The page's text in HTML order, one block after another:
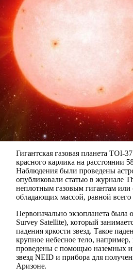
Гигантская газовая планета TOI-
красного карлика на расстоянии
Наблюдения были проведены
опубликовали статью в журнале
неплотным газовым гигантам или
обладающих массой, равной
Первоначально экзопланета
Survey Satellite), который
падения яркости звезд. Такое
крупное небесное тело,
проведены с помощью наземных
звезд NEID и прибора для
Аризоне.